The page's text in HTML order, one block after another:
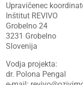
Upravičenec
Inštitut REVIVO
Grobelno 24
3231 Grobelno
Slovenija
Vodja projekta:
dr. Polona Pengal